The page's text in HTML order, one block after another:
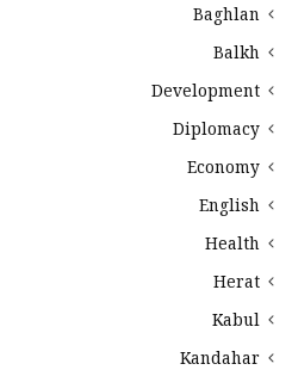
Baghlan
Balkh
Development
Diplomacy
Economy
English
Health
Herat
Kabul
Kandahar